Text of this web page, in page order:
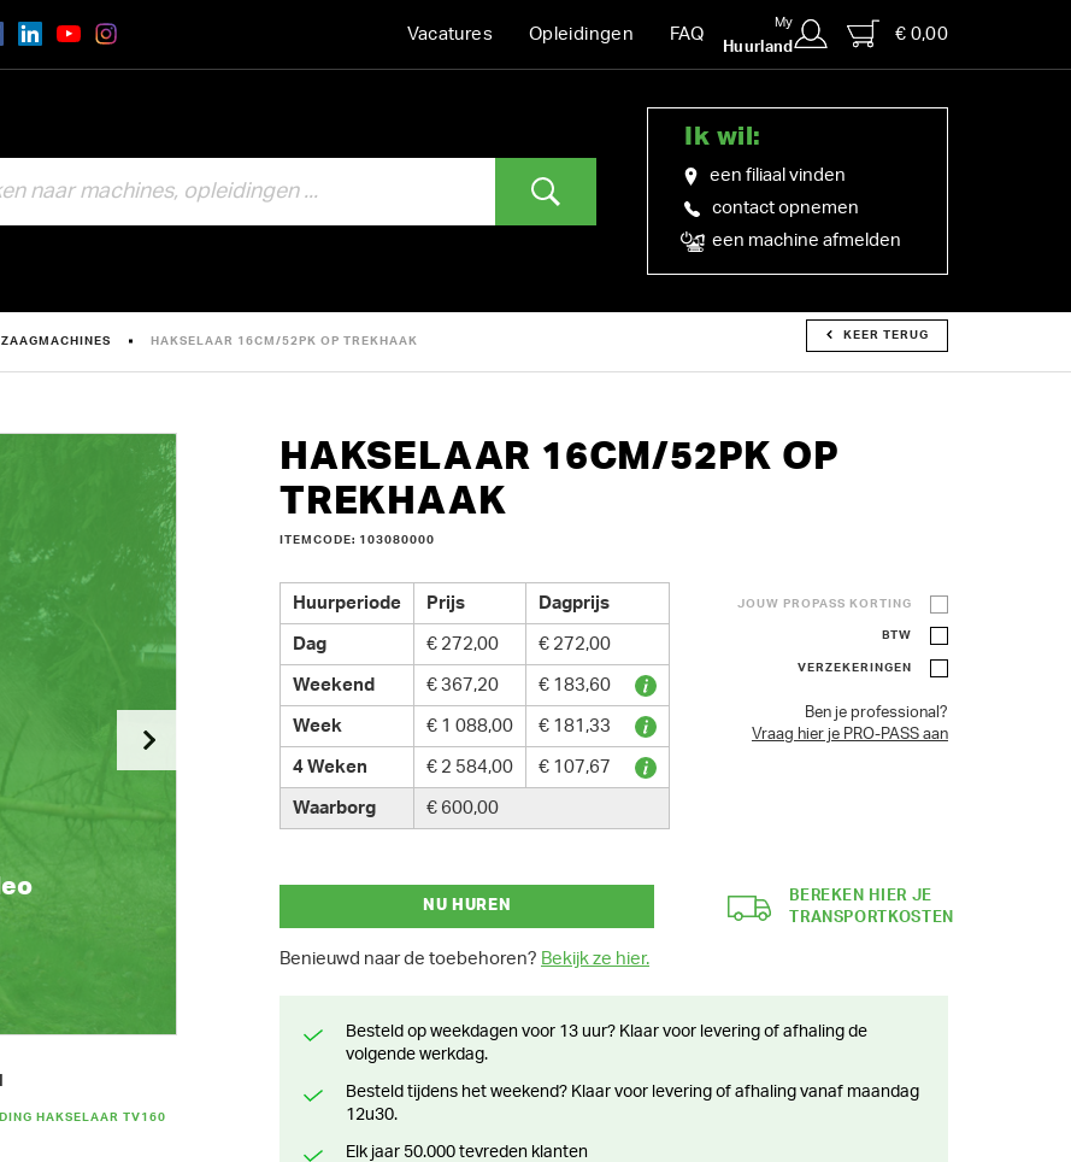
Vacatures Opleidingen FAQ
My
Huurland
€ 0,00
Ik wil:
een filiaal vinden
contact opnemen
een machine afmelden
HAKSELAAR 16CM/52PK OP TREKHAAK KEER TERUG
HAKSELAAR 16CM/52PK OP
TREKHAAK
ITEMCODE: 103080000
HAKSELAAR TV160
Huurperiode Prijs Dagprijs
Dag € 272,00 € 272,00
Weekend € 367,20 € 183,60
Week € 1 088,00 € 181,33
4 Weken € 2 584,00 € 107,67
Waarborg € 600,00
JOUW PROPASS KORTING
BTW
VERZEKERINGEN
Ben je professional?
Vraag hier je PRO-PASS aan
NU HUREN
Benieuwd naar de toebehoren? Bekijk ze hier.
BEREKEN HIER JE
TRANSPORTKOSTEN
Besteld op weekdagen voor 13 uur? Klaar voor levering of afhaling de
volgende werkdag.
Besteld tijdens het weekend? Klaar voor levering of afhaling vanaf maandag
12u30.
Elk jaar 50.000 tevreden klanten